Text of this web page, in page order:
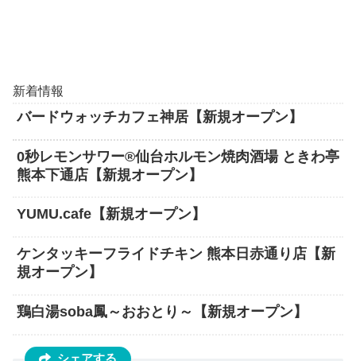
新着情報
バードウォッチカフェ神居【新規オープン】
0秒レモンサワー®仙台ホルモン焼肉酒場 ときわ亭
熊本下通店【新規オープン】
YUMU.cafe【新規オープン】
ケンタッキーフライドチキン 熊本日赤通り店【新
規オープン】
鶏白湯soba鳳～おおとり～【新規オープン】
シェアする